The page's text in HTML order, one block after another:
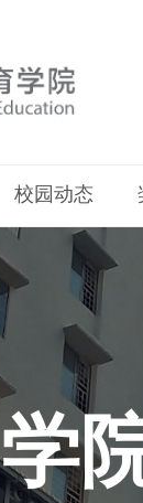
校园动态
学